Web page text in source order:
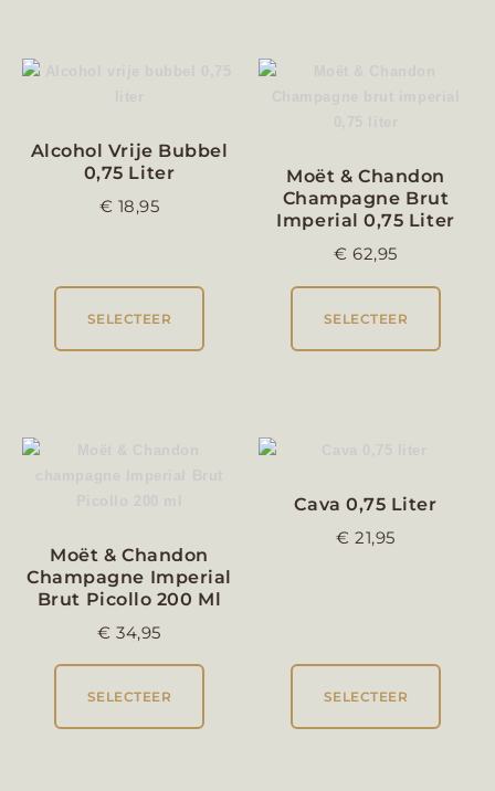
Alcohol Vrije Bubbel
0,75 Liter
€ 18,95
SELECTEER
Moët & Chandon
Champagne Brut
Imperial 0,75 Liter
€ 62,95
SELECTEER
Moët & Chandon
Champagne Imperial
Brut Picollo 200 Ml
€ 34,95
SELECTEER
Cava 0,75 Liter
€ 21,95
SELECTEER